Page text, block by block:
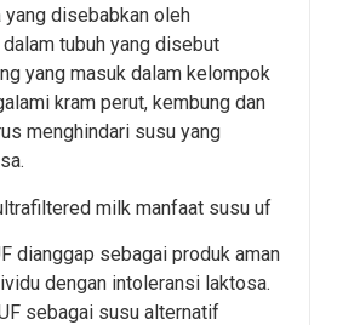
yang disebabkan oleh
tubuh yang disebut
yang masuk dalam kelompok
kram perut, kembung dan
menghindari susu yang
dianggap sebagai produk aman
dengan intoleransi laktosa.
sebagai susu alternatif